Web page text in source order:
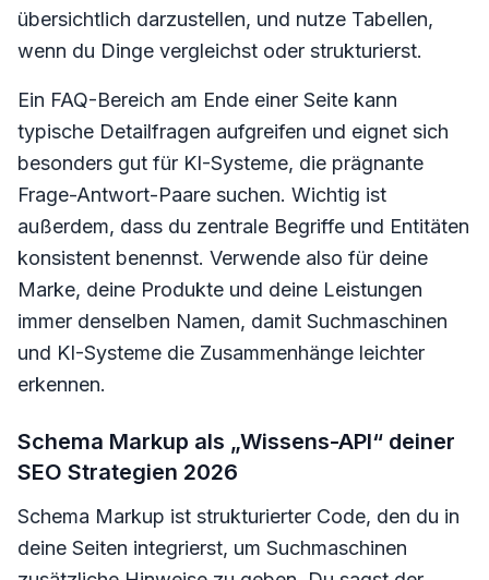
übersichtlich darzustellen, und nutze Tabellen,
wenn du Dinge vergleichst oder strukturierst.
Ein FAQ-Bereich am Ende einer Seite kann
typische Detailfragen aufgreifen und eignet sich
besonders gut für KI-Systeme, die prägnante
Frage-Antwort-Paare suchen. Wichtig ist
außerdem, dass du zentrale Begriffe und Entitäten
konsistent benennst. Verwende also für deine
Marke, deine Produkte und deine Leistungen
immer denselben Namen, damit Suchmaschinen
und KI-Systeme die Zusammenhänge leichter
erkennen.
Schema Markup als „Wissens-API“ deiner
SEO Strategien 2026
Schema Markup ist strukturierter Code, den du in
deine Seiten integrierst, um Suchmaschinen